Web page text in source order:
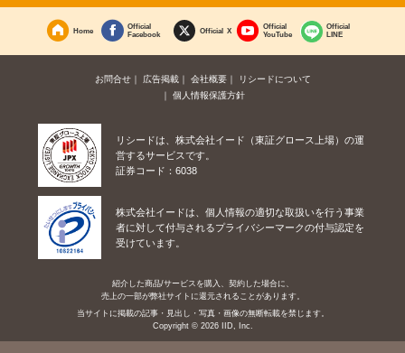
Home
Official
Facebook
Official X
Official
YouTube
Official
LINE
お問合せ 広告掲載 会社概要
リシードについて
個人情報保護方針
リシードは、株式会社イード（東証グロース上場）の運
営するサービスです。
証券コード：6038
株式会社イードは、個人情報の適切な取扱いを行う事業
者に対して付与されるプライバシーマークの付与認定を
受けています。
紹介した商品/サービスを購入、契約した場合に、
売上の一部が弊社サイトに還元されることがあります。
当サイトに掲載の記事・見出し・写真・画像の無断転載を禁じます。
Copyright © 2026 IID, Inc.